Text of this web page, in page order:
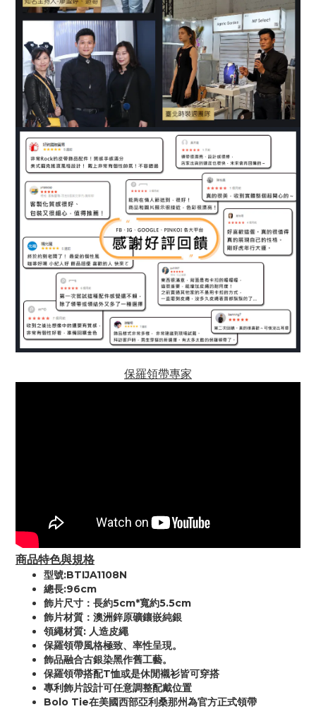
保羅領帶專家
商品特色與規格
型號:BTIJA1108N
總長:96cm
飾片尺寸：長約5cm*寬約5.5cm
飾片材質：澳洲鋅原礦鑲嵌純銀
領繩材質: 人造皮繩
保羅領帶風格極致、率性呈現。
飾品融合古銀染黑作舊工藝。
保羅領帶搭配T恤或是休閒襯衫皆可穿搭
專利飾片設計可任意調整配戴位置
Bolo Tie在美國西部亞利桑那州為官方正式領帶